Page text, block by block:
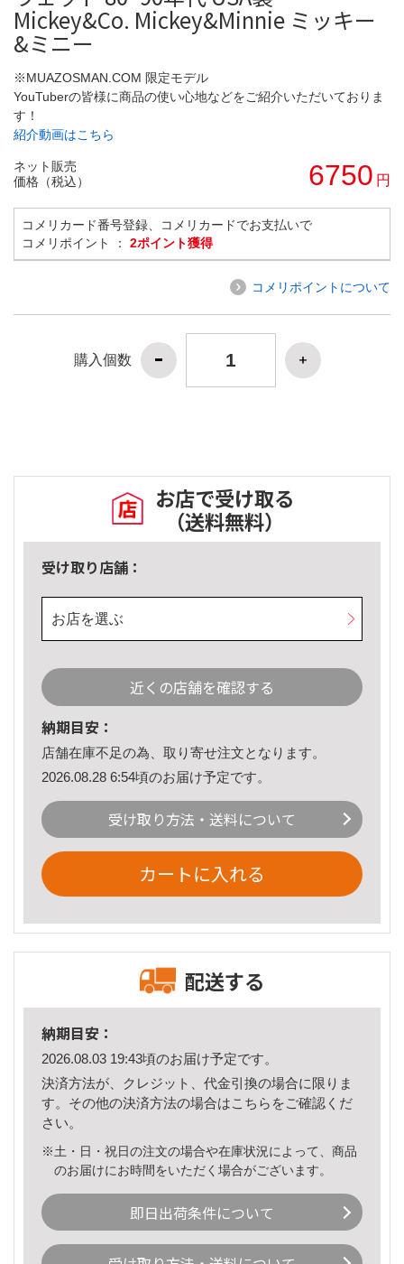
Mickey&Co. Mickey&Minnie ミッキー
&ミニー
※MUAZOSMAN.COM 限定モデル
YouTuberの皆様に商品の使い心地などをご紹介いただいておりま
す！
紹介動画はこちら
ネット販売
価格（税込）
6750 円
コメリカード番号登録、コメリカードでお支払いで
コメリポイント ： 2ポイント獲得
コメリポイントについて
購入個数
お店で受け取る
（送料無料）
受け取り店舗：
お店を選ぶ
近くの店舗を確認する
納期目安：
店舗在庫不足の為、取り寄せ注文となります。
2026.08.28 6:54頃のお届け予定です。
受け取り方法・送料について
カートに入れる
配送する
納期目安：
2026.08.03 19:43頃のお届け予定です。
決済方法が、クレジット、代金引換の場合に限りま
す。その他の決済方法の場合はこちら をご確認くだ
さい。
※土・日・祝日の注文の場合や在庫状況によって、商品
のお届けにお時間をいただく場合がございます。
即日出荷条件について